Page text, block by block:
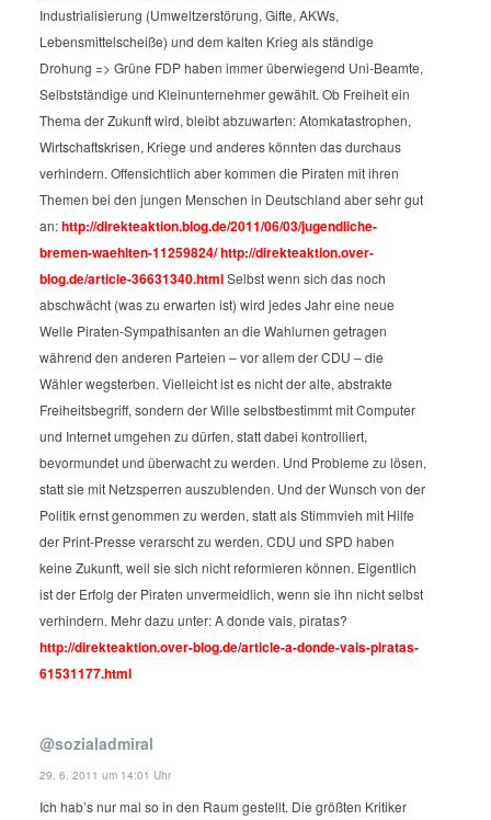
Industrialisierung (Umweltzerstörung, Gifte, AKWs,
Lebensmittelscheiße) und dem kalten Krieg als ständige
Drohung => Grüne FDP haben immer überwiegend Uni-Beamte,
Selbstständige und Kleinunternehmer gewählt. Ob Freiheit ein
Thema der Zukunft wird, bleibt abzuwarten: Atomkatastrophen,
Wirtschaftskrisen, Kriege und anderes könnten das durchaus
verhindern. Offensichtlich aber kommen die Piraten mit ihren
Themen bei den jungen Menschen in Deutschland aber sehr gut
an:http://direkteaktion.blog.de/2011/06/03/jugendliche-
bremen-waehlten-11259824/http://direkteaktion.over-
blog.de/article-36631340.htmlSelbst wenn sich das noch
abschwächt (was zu erwarten ist) wird jedes Jahr eine neue
Welle Piraten-Sympathisanten an die Wahlurnen getragen
während den anderen Parteien – vor allem der CDU – die
Wähler wegsterben. Vielleicht ist es nicht der alte, abstrakte
Freiheitsbegriff, sondern der Wille selbstbestimmt mit Computer
und Internet umgehen zu dürfen, statt dabei kontrolliert,
bevormundet und überwacht zu werden. Und Probleme zu lösen,
statt sie mit Netzsperren auszublenden. Und der Wunsch von der
Politik ernst genommen zu werden, statt als Stimmvieh mit Hilfe
der Print-Presse verarscht zu werden. CDU und SPD haben
keine Zukunft, weil sie sich nicht reformieren können. Eigentlich
ist der Erfolg der Piraten unvermeidlich, wenn sie ihn nicht selbst
verhindern. Mehr dazu unter:A donde vais, piratas?
http://direkteaktion.over-blog.de/article-a-donde-vais-piratas-
61531177.html
@sozialadmiral
29. 6. 2011 um 14:01 Uhr
Ich hab’s nur mal so in den Raum gestellt. Die größten Kritiker